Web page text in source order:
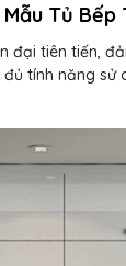
Tủ Bếp
đại tiên tiến,
tính năng sử